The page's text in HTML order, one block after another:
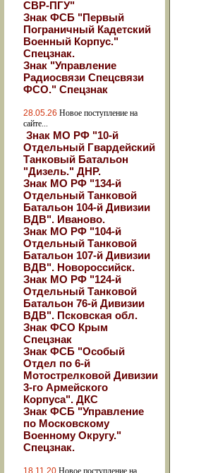
СВР-ПГУ"
Знак ФСБ "Первый
Пограничный Кадетский
Военный Корпус."
Спецзнак.
Знак "Управление
Радиосвязи Спецсвязи
ФСО." Спецзнак
28.05.26 Новое поступление на
сайте...
Знак МО РФ "10-й
Отдельный Гвардейский
Танковый Батальон
"Дизель." ДНР.
Знак МО РФ "134-й
Отдельный Танковой
Батальон 104-й Дивизии
ВДВ". Иваново.
Знак МО РФ "104-й
Отдельный Танковой
Батальон 107-й Дивизии
ВДВ". Новороссийск.
Знак МО РФ "124-й
Отдельный Танковой
Батальон 76-й Дивизии
ВДВ". Псковская обл.
Знак ФСО Крым
Спецзнак
Знак ФСБ "Особый
Отдел по 6-й
Мотострелковой Дивизии
3-го Армейского
Корпуса". ДКС
Знак ФСБ "Управление
по Московскому
Военному Округу."
Спецзнак.
18.11.20 Новое поступление на